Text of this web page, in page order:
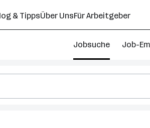
& TippsÜber UnsFür Arbeitgeber
Jobsuche Job-